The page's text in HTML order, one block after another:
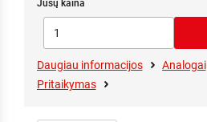
Jūsų kaina
Daugiau informacijos Analogai
Pritaikymas